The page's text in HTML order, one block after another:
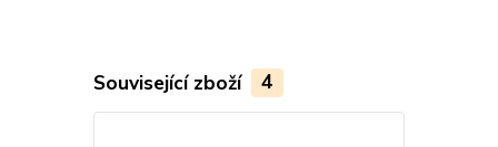
Související zboží 4